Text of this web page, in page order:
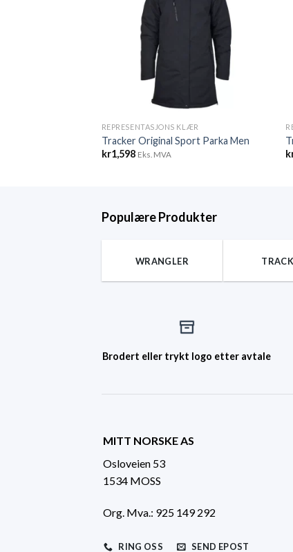
REPRESENTASJONS KLÆR
Tracker Original Sport Parka Men
kr1,598 Eks. MVA
Populære Produkter
WRANGLER
Brodert eller trykt logo etter avtale
MITT NORSKE AS
Osloveien 53
1534 MOSS
Org. Mva.: 925 149 292
RING OSS SEND EPOST